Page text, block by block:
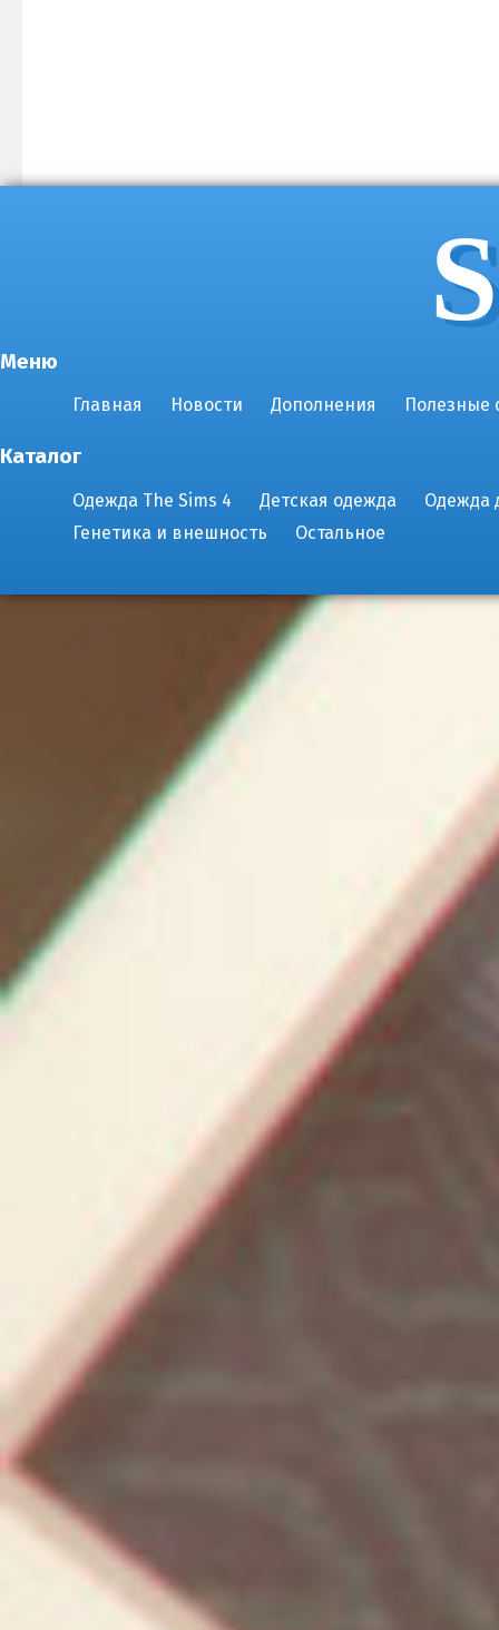
Меню
Главная Новости Дополнения Полезные
Каталог
Одежда The Sims 4 Детская одежда
Одежда
Генетика и внешность
Остальное